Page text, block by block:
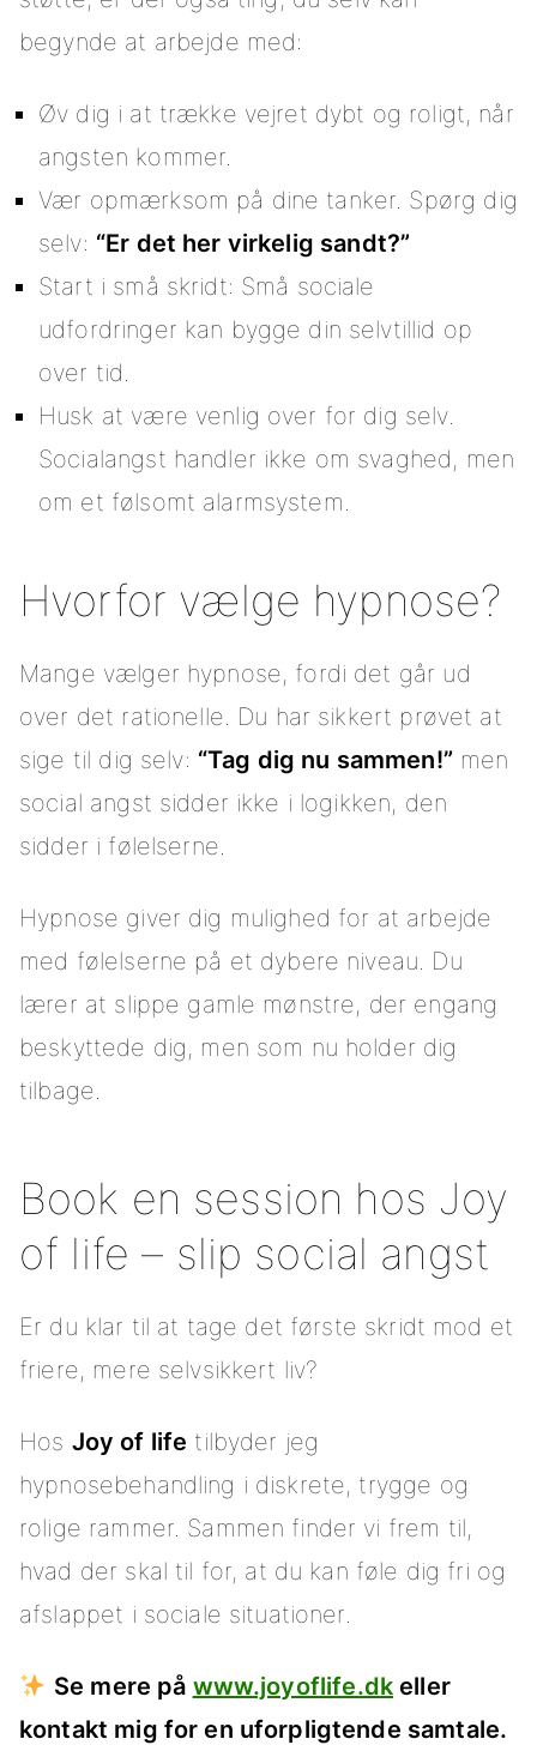
begynde at arbejde med:
Øv dig i at trække vejret dybt og roligt, når
angsten kommer.
Vær opmærksom på dine tanker. Spørg dig
selv: “Er det her virkelig sandt?”
Start i små skridt: Små sociale
udfordringer kan bygge din selvtillid op
over tid.
Husk at være venlig over for dig selv.
Socialangst handler ikke om svaghed, men
om et følsomt alarmsystem.
Hvorfor vælge hypnose?
Mange vælger hypnose, fordi det går ud
over det rationelle. Du har sikkert prøvet at
sige til dig selv: “Tag dig nu sammen!” men
social angst sidder ikke i logikken, den
sidder i følelserne.
Hypnose giver dig mulighed for at arbejde
med følelserne på et dybere niveau. Du
lærer at slippe gamle mønstre, der engang
beskyttede dig, men som nu holder dig
tilbage.
Book en session hos Joy
of life – slip social angst
Er du klar til at tage det første skridt mod et
friere, mere selvsikkert liv?
Hos Joy of life tilbyder jeg
hypnosebehandling i diskrete, trygge og
rolige rammer. Sammen finder vi frem til,
hvad der skal til for, at du kan føle dig fri og
afslappet i sociale situationer.
Se mere på www.joyoflife.dk eller
kontakt mig for en uforpligtende samtale.